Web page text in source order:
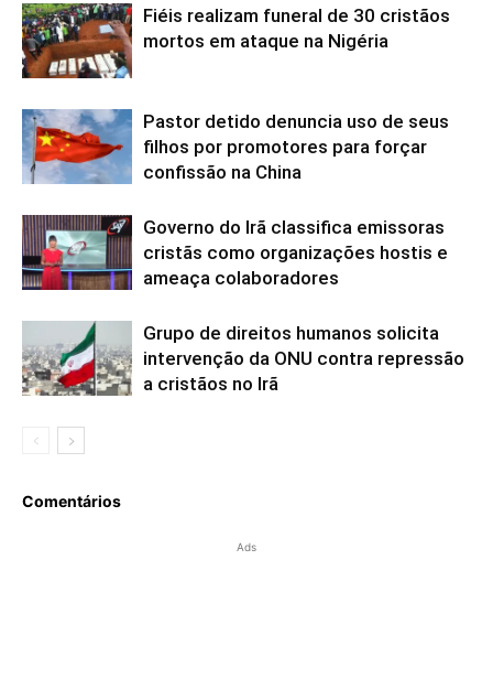
Fiéis realizam funeral de 30 cristãos
mortos em ataque na Nigéria
Pastor detido denuncia uso de seus
filhos por promotores para forçar
confissão na China
Governo do Irã classifica emissoras
cristãs como organizações hostis e
ameaça colaboradores
Grupo de direitos humanos solicita
intervenção da ONU contra repressão
a cristãos no Irã
Comentários
Ads